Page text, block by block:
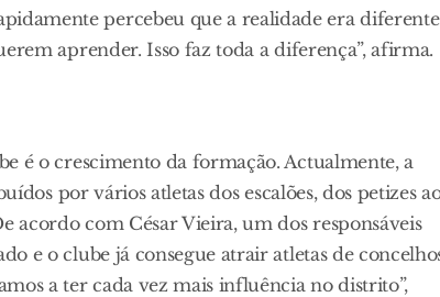
percebeu que a realidade era
aprender. Isso faz toda a diferença”, afirma.
é o crescimento da formação. Actualmente, a
por vários atletas dos escalões, dos petizes
acordo com César Vieira, um dos responsáveis
e o clube já consegue atrair atletas de
a ter cada vez mais influência no distrito”,